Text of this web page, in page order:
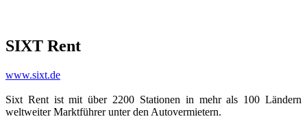
SIXT Rent
www.sixt.de
Sixt Rent ist mit über 2200 Stationen in mehr als 100 Ländern
weltweiter Marktführer unter den Autovermietern.